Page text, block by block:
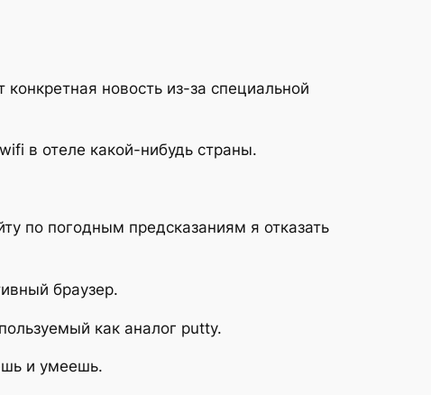
новость из-за специальной
в отеле какой-нибудь страны.
по погодным предсказаниям я отказать
браузер.
как аналог putty.
и умеешь.